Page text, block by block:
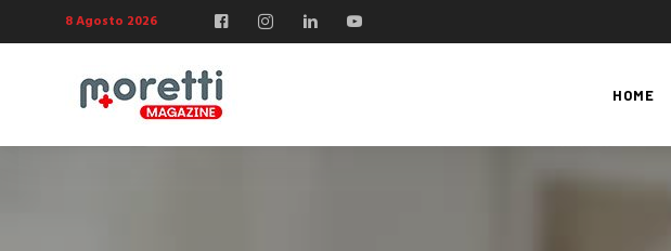
8 Agosto 2026
HOME